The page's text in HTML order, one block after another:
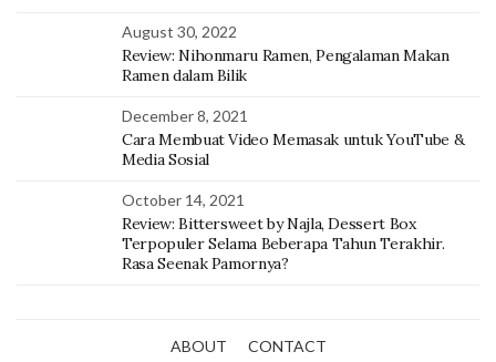
August 30, 2022
Review: Nihonmaru Ramen, Pengalaman Makan
Ramen dalam Bilik
December 8, 2021
Cara Membuat Video Memasak untuk YouTube &
Media Sosial
October 14, 2021
Review: Bittersweet by Najla, Dessert Box
Terpopuler Selama Beberapa Tahun Terakhir.
Rasa Seenak Pamornya?
ABOUT CONTACT